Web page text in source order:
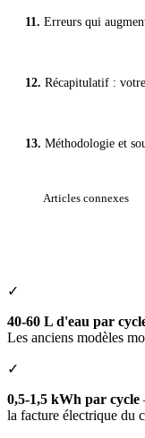
Erreurs qui
Récapitulatif :
Méthodologie et
Articles connexes
✓
40-60 L d'eau par
Les anciens modèles
✓
0,5-1,5 kWh par cycle
la facture électrique du